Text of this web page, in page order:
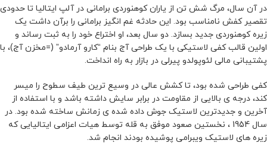
در آن سال، مرگ شش تن از یاران کوهنوردی برامانی در آلپ ایتالیا تا حدودی
تقصیر کفش نامناسب بود. این حادثه غم انگیز برامانی را برآن داشت یک
زیره کوهنوردی جدید بسازد. دو سال بعد، او اختراع خود را به ثبت رساند و
اولین قالب کفی لاستیکی با یک طراحی آج بنام “کارو آرمادو” (=مخزن آج)، با
پشتیبانی مالی لئوپولدو پیرلی در بازار به راه انداخت.
کفی طراحی شده بود، تا کشش عالی در وسیع ترین طیف سطوح را میسر
کند، درجه ی بالایی از مقاومت در برابر سایش داشته باشد و با استفاده از
آخرین و جدیدترین لاستیک جوش داده شده ی زمانش ساخته شده بود. در
سال 1954 ، نخستین صعود موفق به قله توسط هیات اعزامی ایتالیایی که
زیره های لاستیک ویبرامی پوشیده بودند انجام شد.